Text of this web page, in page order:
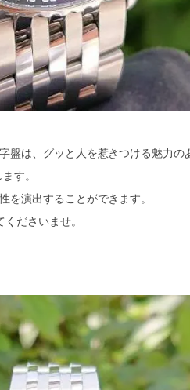
は、グッと人を惹きつける魅力の
す。
を演出することができます。
ださいませ。